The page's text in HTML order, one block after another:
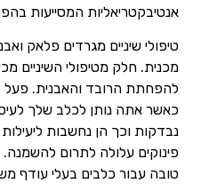
אנטיבקטריאליות המסייעות
טיפולי שיניים מגרדים פלאק
מכנית. חלק מטיפולי השיניים
להפחתת הרובד והאבנית.
כאשר אתה נותן לכלב שלך
נבדקות וכך הן נחשבות
פינוקים עלולה לתרום
טובה עבור כלבים בעלי עודף